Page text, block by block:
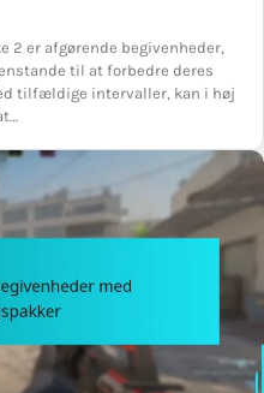
2 er afgørende begivenheder,
til at forbedre deres
tilfældige intervaller, kan i høj